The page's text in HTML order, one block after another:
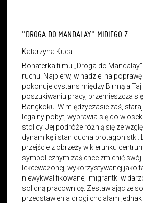
"DROGA DO MANDALAY" MIDIEGO Z
Katarzyna Kuca
Bohaterka filmu „Droga do Mandalay”
ruchu. Najpierw, w nadziei na
pokonuje dystans między Birmą a
poszukiwaniu pracy, przemieszcza
Bangkoku. W międzyczasie zaś,
legalny pobyt, wyprawia się do
stolicy. Jej podróże różnią się ze
dynamikę i stan ducha protagonistki.
przejście z obrzeży w kierunku
symbolicznym zaś chce zmienić
lekceważonej, wykorzystywanej jako
niewykwalifikowanej imigrantki w
solidną pracownicę. Zestawiając ze
przedstawienia drogi chciałam